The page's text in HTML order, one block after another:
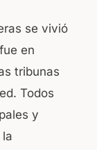
se vivió
en
tribunas
Todos
y